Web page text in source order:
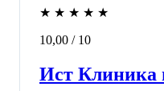
★ ★ ★ ★ ★
10,00 / 10
Ист Клиника